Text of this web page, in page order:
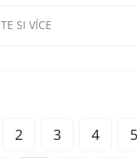
SI VÍCE
2 3 4 5